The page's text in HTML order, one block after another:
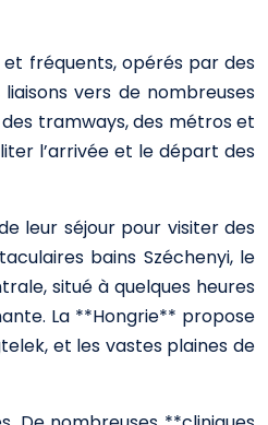
fréquents, opérés par des
vers de nombreuses
tramways, des métros et
l’arrivée et le départ des
leur séjour pour visiter des
bains Széchenyi, le
situé à quelques heures
La **Hongrie** propose
et les vastes plaines de